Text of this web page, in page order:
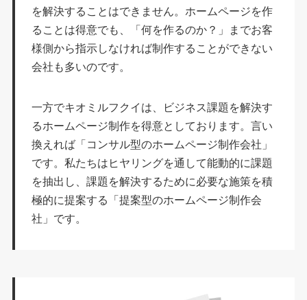
を解決することはできません。ホームページを作
ることは得意でも、「何を作るのか？」までお客
様側から指示しなければ制作することができない
会社も多いのです。
一方でキオミルフクイは、ビジネス課題を解決す
るホームページ制作を得意としております。言い
換えれば「コンサル型のホームページ制作会社」
です。私たちはヒヤリングを通して能動的に課題
を抽出し、課題を解決するために必要な施策を積
極的に提案する「提案型のホームページ制作会
社」です。